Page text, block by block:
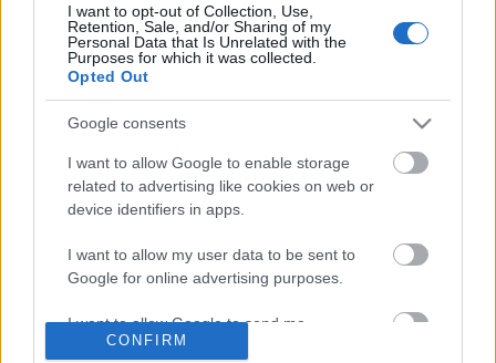
I want to opt-out of Collection, Use,
Retention, Sale, and/or Sharing of my
Personal Data that Is Unrelated with the
Purposes for which it was collected.
Opted Out
Google consents
I want to allow Google to enable storage
related to advertising like cookies on web or
device identifiers in apps.
I want to allow my user data to be sent to
Google for online advertising purposes.
I want to allow Google to send me
personalized advertising.
CONFIRM
Homokevés az oázisban